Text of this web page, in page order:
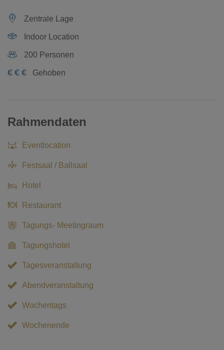
Zentrale Lage
Indoor Location
200 Personen
€ € € Gehoben
Rahmendaten
Eventlocation
Festsaal / Ballsaal
Hotel
Restaurant
Tagungs- Meetingraum
Tagungshotel
Tagesveranstaltung
Abendveranstaltung
Wochentags
Wochenende